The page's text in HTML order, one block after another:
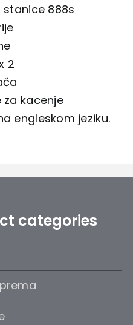
stanice 888s
2
za kacenje
engleskom jeziku.
categories